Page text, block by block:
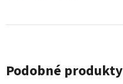
Podobné produkty